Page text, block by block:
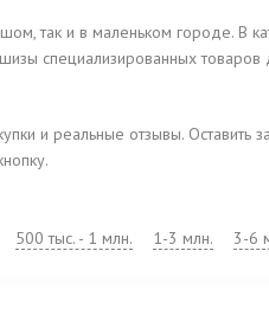
так и в маленьком городе. В
специализированных
и реальные отзывы. Оставить
500 тыс. - 1 млн. 1-3 млн. 3-6